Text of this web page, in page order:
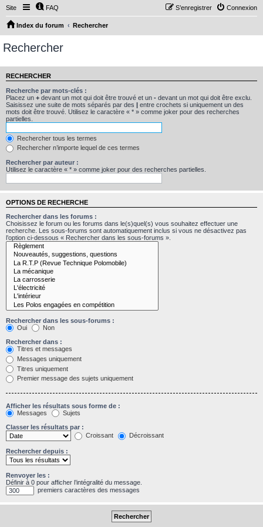
Site FAQ Connexion
S’enregistrer
Index du forum Rechercher
Rechercher
RECHERCHER
Recherche par mots-clés :
Placez un + devant un mot qui doit être trouvé et un - devant un mot qui doit être exclu.
Saisissez une suite de mots séparés par des | entre crochets si uniquement un des
mots doit être trouvé. Utilisez le caractère « * » comme joker pour des recherches
partielles.
Rechercher tous les termes
Rechercher n’importe lequel de ces termes
Rechercher par auteur :
Utilisez le caractère « * » comme joker pour des recherches partielles.
OPTIONS DE RECHERCHE
Rechercher dans les forums :
Choisissez le forum ou les forums dans le(s)quel(s) vous souhaitez effectuer une
recherche. Les sous-forums sont automatiquement inclus si vous ne désactivez pas
l’option ci-dessous « Rechercher dans les sous-forums ».
Rechercher dans les sous-forums :
Oui
Non
Rechercher dans :
Titres et messages
Messages uniquement
Titres uniquement
Premier message des sujets uniquement
Afficher les résultats sous forme de :
Messages
Sujets
Classer les résultats par :
Croissant
Décroissant
Rechercher depuis :
Renvoyer les :
Définir à 0 pour afficher l’intégralité du message.
premiers caractères des messages